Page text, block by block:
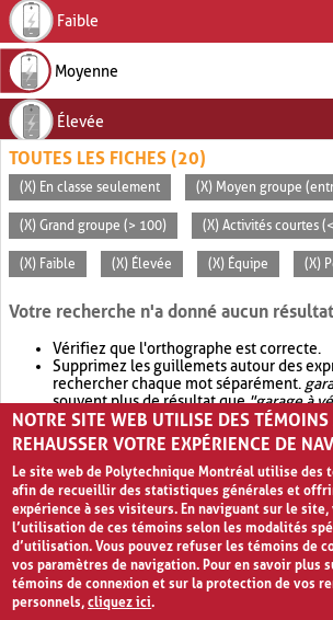
Faible
Moyenne
Élevée
TOUTES LES FICHES (20)
(X) En classe seulement (X) Moyen groupe
(X) Grand groupe (> 100) (X) Activités courtes
(X) Faible (X) Élevée (X) Équipe (X)
Votre recherche n'a donné aucun résultat
Vérifiez que l'orthographe est correcte.
Supprimez les guillemets autour des
rechercher chaque mot séparément.
souvent plus de résultat que"garage à
Envisagez d'élargir votre recherche avec
retournera souvent plus de résultat que
NOTRE SITE WEB UTILISE DES TÉMOINS
REHAUSSER VOTRE EXPÉRIENCE DE
Le site web de Polytechnique Montréal utilise des
afin de recueillir des statistiques générales et
expérience à ses visiteurs. En naviguant sur le site,
l’utilisation de ces témoins selon les modalités
d’utilisation. Vous pouvez refuser les témoins de
vos paramètres de navigation. Pour en savoir plus
témoins de connexion et sur la protection de vos
personnels,cliquez ici.